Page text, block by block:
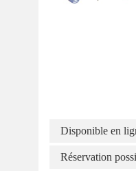
Disponible en
Réservation